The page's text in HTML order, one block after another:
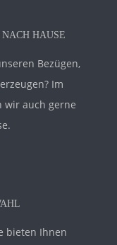
HAUSE
Bezügen,
Im
wir auch gerne
bieten Ihnen